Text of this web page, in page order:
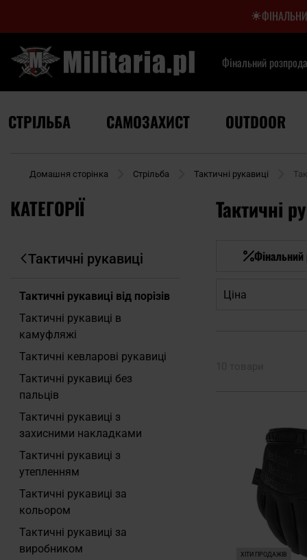
Фінальний
СТРІЛЬБА САМОЗАХИСТ OUTDOOR
Домашня сторінка Стрільба Тактичні рукавиці
Тактичні
КАТЕГОРІЇ
Тактичні рукавиці
Тактичні рукавиці від порізів
Тактичні рукавиці в
камуфляжі
Тактичні кевларові рукавиці
Тактичні рукавиці без
пальців
Тактичні рукавиці з
захисними накладками
Тактичні рукавиці з
утепленням
Тактичні рукавиці за
кольором
Тактичні рукавиці за
виробником
Ціна
ХІТИ ПРОДАЖІВ